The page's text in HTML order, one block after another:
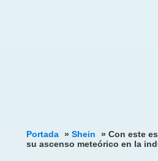
Portada » Shein » Con este
su ascenso meteórico en la